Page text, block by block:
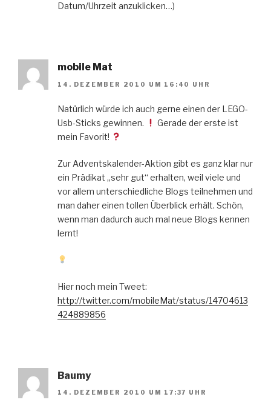
Datum/Uhrzeit anzuklicken…)
mobile Mat
14. DEZEMBER 2010 UM 16:40 UHR
Natürlich würde ich auch gerne einen der LEGO-
Usb-Sticks gewinnen.
Gerade der erste ist
mein Favorit!
Zur Adventskalender-Aktion gibt es ganz klar nur
ein Prädikat „sehr gut“ erhalten, weil viele und
vor allem unterschiedliche Blogs teilnehmen und
man daher einen tollen Überblick erhält. Schön,
wenn man dadurch auch mal neue Blogs kennen
lernt!
Hier noch mein Tweet:
http://twitter.com/mobileMat/status/14704613
424889856
Baumy
14. DEZEMBER 2010 UM 17:37 UHR